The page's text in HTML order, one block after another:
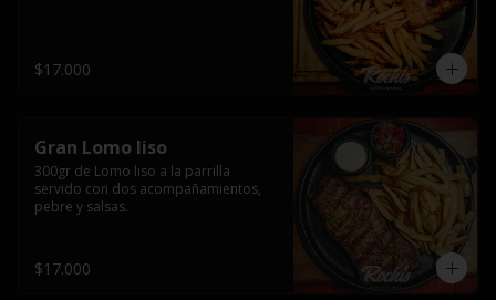
$17.000
Gran Lomo liso
300gr de Lomo liso a la parrilla
servido con dos acompañamientos,
pebre y salsas.
$17.000